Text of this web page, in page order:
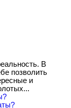
В
позволить
и